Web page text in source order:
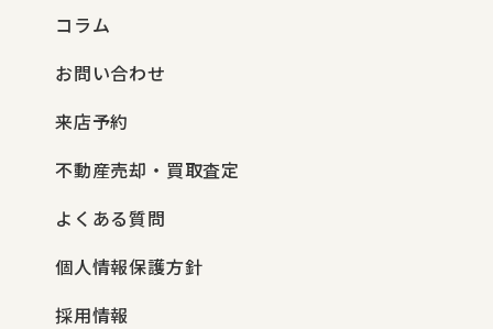
コラム
お問い合わせ
来店予約
不動産売却・買取査定
よくある質問
個人情報保護方針
採用情報